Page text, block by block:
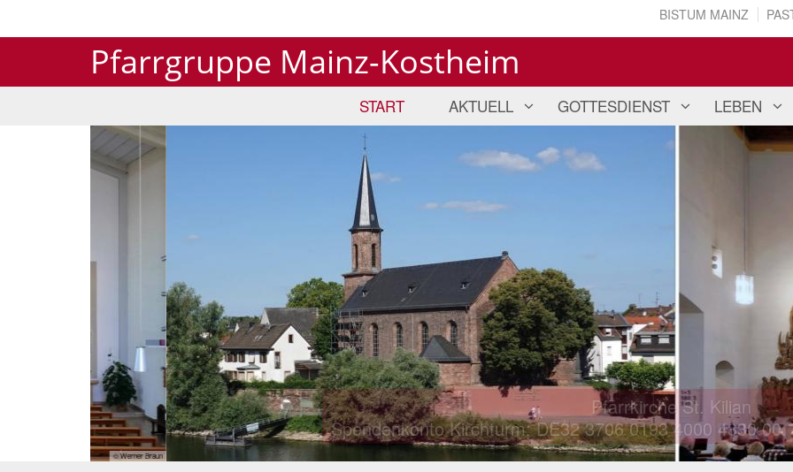
BISTUM MAINZ
Pfarrgruppe Mainz-Kostheim
START AKTUELL GOTTESDIENST LEBEN
Pfarrkirche St. Kilian
Spendenkonto Kirchturm: DE32 3706 0193 4000 4330 00. Nähere
Pfarrkirche St. Kilian
Spendenkonto Kirchturm: DE32 3706 0193 4000 4330 00. Nähere